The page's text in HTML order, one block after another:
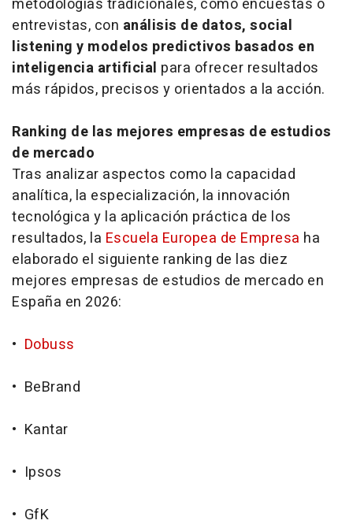
entrevistas, con análisis de datos, social
listening y modelos predictivos basados en
inteligencia artificial para ofrecer resultados
más rápidos, precisos y orientados a la acción.
Ranking de las mejores empresas de estudios
de mercado
Tras analizar aspectos como la capacidad
analítica, la especialización, la innovación
tecnológica y la aplicación práctica de los
resultados, la Escuela Europea de Empresa ha
elaborado el siguiente ranking de las diez
mejores empresas de estudios de mercado en
España en 2026:
• Dobuss
• BeBrand
• Kantar
• Ipsos
• GfK